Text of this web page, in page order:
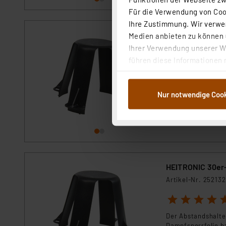
Für die Verwendung von
Ihre Zustimmung. Wir
Medien anbieten zu
Ihrer Verwendung unserer
führen diese Informationen
Weiterverarbeitung für die
Abs.1a DSG-VO) zu. Eine
dazu führen, dass die
„Einige Drittanbieter
dieser Drittanbieter
Nähere Infos zu diesen
Nur notwendige
HEITRONIC
Artikel-Nr. 252131
Der
HEITRONIC
Artikel-Nr. 252132
1 2 3 4 5
Der